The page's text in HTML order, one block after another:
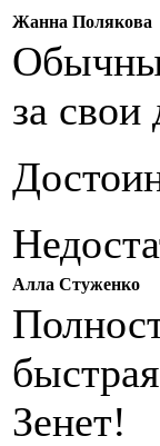
Жанна Полякова
за свои
Алла Стуженко
Зенет!